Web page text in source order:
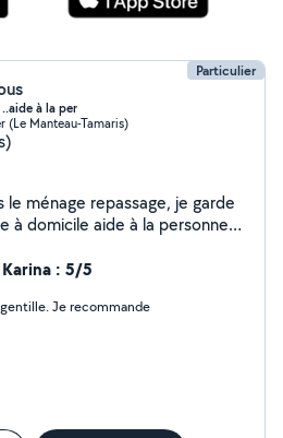
Particulier
à la per
(Le Manteau-Tamaris)
repassage, je garde
à domicile aide à la personne
et la cuisine. Air bnb
de me contacter
: 5/5
Je recommande